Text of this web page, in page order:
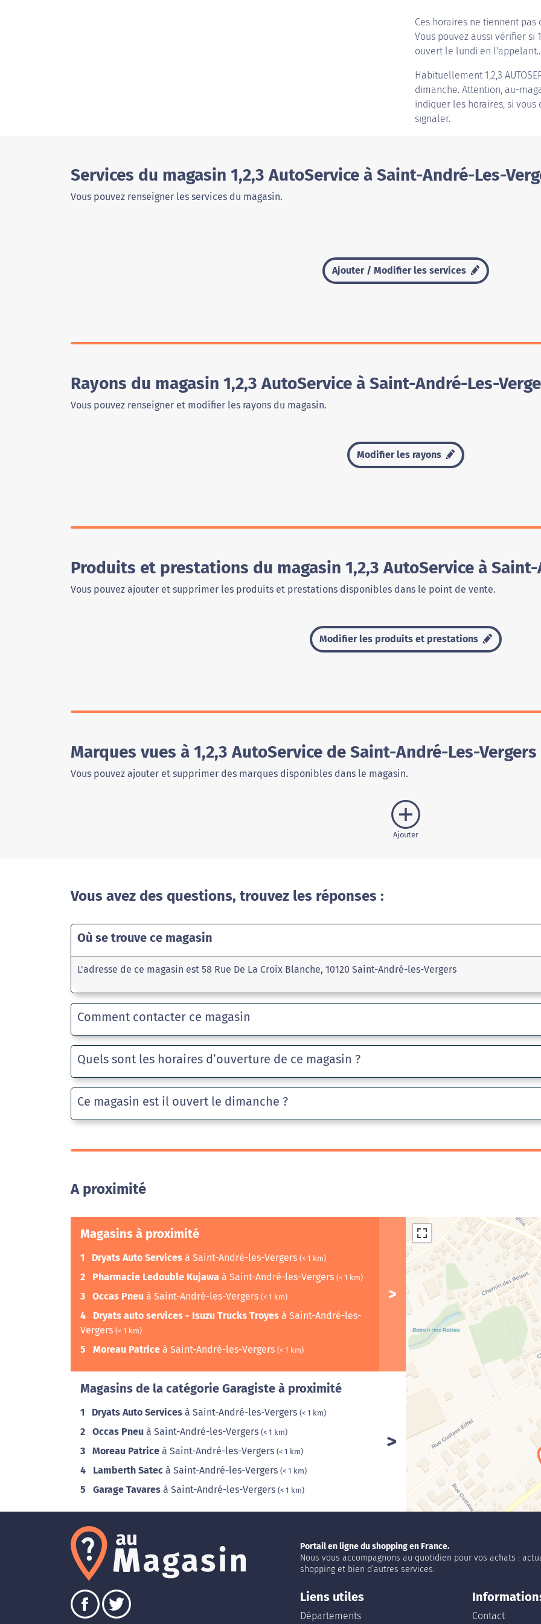
Ces horaires ne tiennent
Vous pouvez aussi vérifier si
ouvert le lundi en
Habituellement 1,2,3
dimanche. Attention, au-
indiquer les horaires, si
signaler.
Services du magasin 1,2,3 AutoService à Saint-André-Les-
Vous pouvez renseigner les services du magasin.
Ajouter / Modifier les services
Rayons du magasin 1,2,3 AutoService à Saint-André-Les-
Vous pouvez renseigner et modifier les rayons du magasin.
Modifier les rayons
Produits et prestations du magasin 1,2,3 AutoService à
Vous pouvez ajouter et supprimer les produits et prestations disponibles dans le point de vente.
Modifier les produits et prestations
Marques vues à 1,2,3 AutoService de Saint-André-Les-Vergers
Vous pouvez ajouter et supprimer des marques disponibles dans le magasin.
Ajouter
Vous avez des questions, trouvez les réponses :
Où se trouve ce magasin
L'adresse de ce magasin est 58 Rue De La Croix Blanche, 10120 Saint-André-les-Vergers
Comment contacter ce magasin
Quels sont les horaires d’ouverture de ce magasin ?
Ce magasin est il ouvert le dimanche ?
A proximité
Magasins à proximité
1 Dryats Auto Services à Saint-André-les-Vergers (< 1 km)
2 Pharmacie Ledouble Kujawa à Saint-André-les-Vergers (< 1 km)
3 Occas Pneu à Saint-André-les-Vergers (< 1 km)
4 Dryats auto services - Isuzu Trucks Troyes à Saint-André-les-
Vergers (< 1 km)
5 Moreau Patrice à Saint-André-les-Vergers (< 1 km)
Magasins de la catégorie Garagiste à proximité
1 Dryats Auto Services à Saint-André-les-Vergers (< 1 km)
2 Occas Pneu à Saint-André-les-Vergers (< 1 km)
3 Moreau Patrice à Saint-André-les-Vergers (< 1 km)
4 Lamberth Satec à Saint-André-les-Vergers (< 1 km)
5 Garage Tavares à Saint-André-les-Vergers (< 1 km)
Portail en ligne du shopping en France.
Nous vous accompagnons au quotidien pour vos achats :
shopping et bien d’autres services.
Liens utiles
Départements Contact